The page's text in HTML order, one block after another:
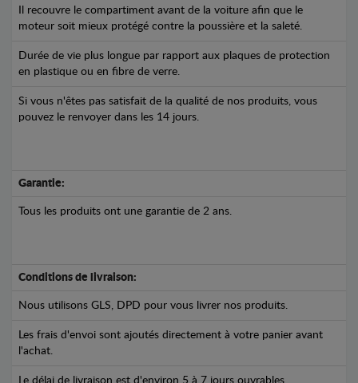
Il recouvre le compartiment avant de la voiture afin que le
moteur soit mieux protégé contre la poussière et la saleté.
Durée de vie plus longue par rapport aux plaques de protection
en plastique ou en fibre de verre.
Si vous n'êtes pas satisfait de la qualité de nos produits, vous
pouvez le renvoyer dans les 14 jours.
Garantie:
Tous les produits ont une garantie de 2 ans.
Conditions de livraison:
Nous utilisons GLS, DPD pour vous livrer nos produits.
Les frais d'envoi sont ajoutés directement à votre panier avant
l'achat.
Le délai de livraison est d'environ 5 à 7 jours ouvrables